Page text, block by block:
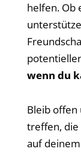
helfen. Ob
wenn du
Bleib offen
treffen, die
auf